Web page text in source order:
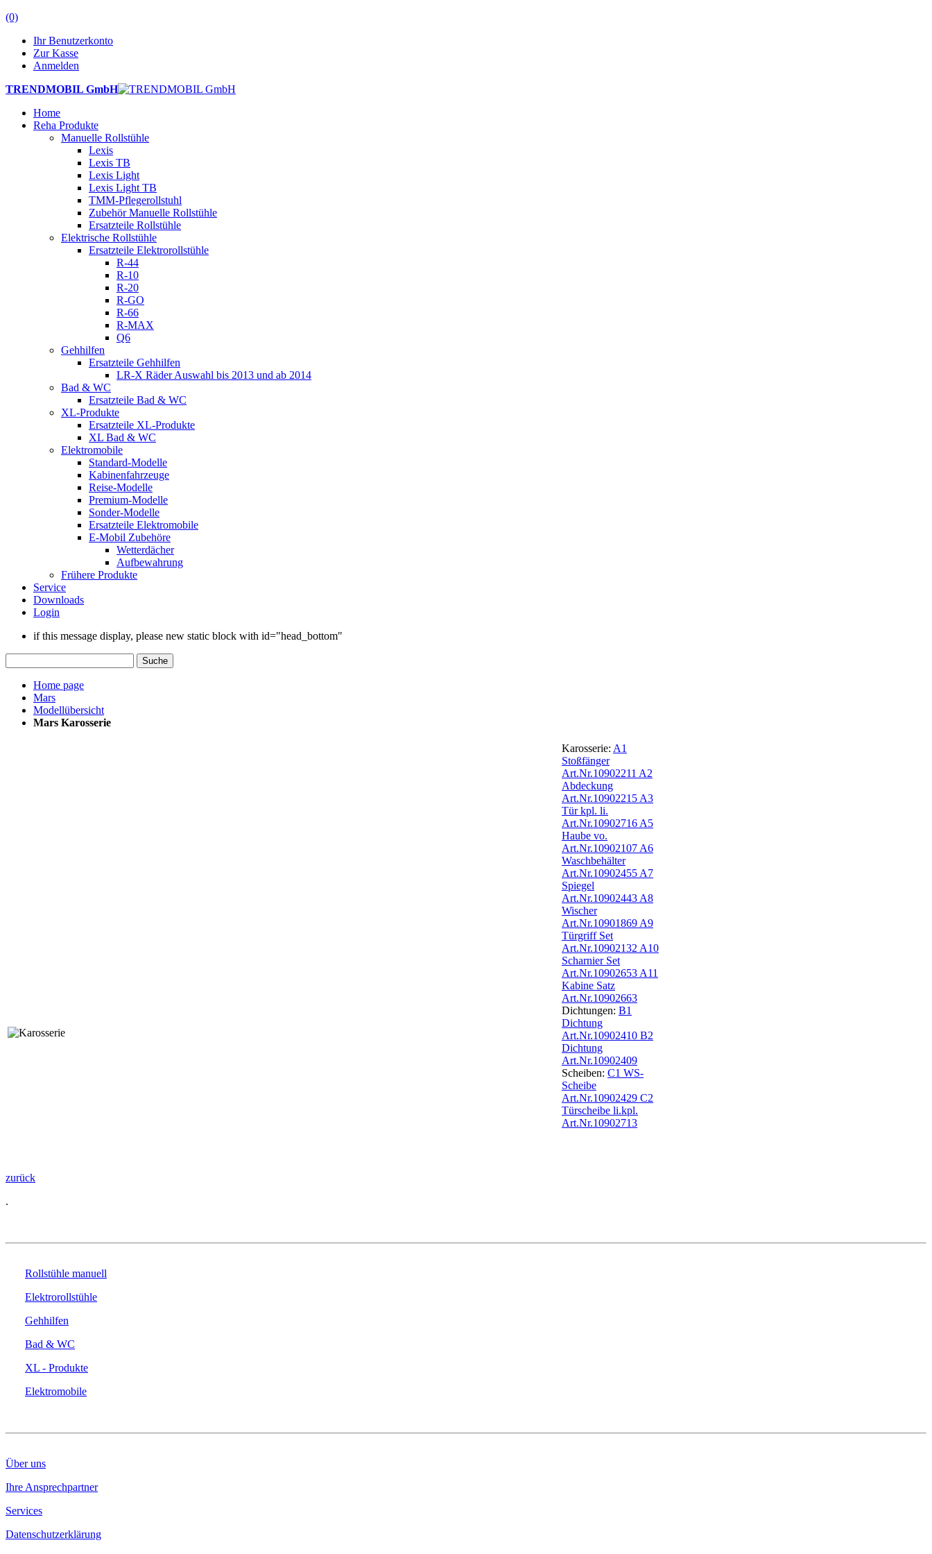
(0)
Ihr Benutzerkonto
Zur Kasse
Anmelden
TRENDMOBIL GmbH
Home
Reha Produkte
Manuelle Rollstühle
Lexis
Lexis TB
Lexis Light
Lexis Light TB
TMM-Pflegerollstuhl
Zubehör Manuelle Rollstühle
Ersatzteile Rollstühle
Elektrische Rollstühle
Ersatzteile Elektrorollstühle
R-44
R-10
R-20
R-GO
R-66
R-MAX
Q6
Gehhilfen
Ersatzteile Gehhilfen
LR-X Räder Auswahl bis 2013 und ab 2014
Bad & WC
Ersatzteile Bad & WC
XL-Produkte
Ersatzteile XL-Produkte
XL Bad & WC
Elektromobile
Standard-Modelle
Kabinenfahrzeuge
Reise-Modelle
Premium-Modelle
Sonder-Modelle
Ersatzteile Elektromobile
E-Mobil Zubehöre
Wetterdächer
Aufbewahrung
Frühere Produkte
Service
Downloads
Login
if this message display, please new static block with id="head_bottom"
Suche
Home page
Mars
Modellübersicht
Mars Karosserie
Karosserie: A1
Stoßfänger
Art.Nr.10902211 A2
Abdeckung
Art.Nr.10902215 A3
Tür kpl. li.
Art.Nr.10902716 A5
Haube vo.
Art.Nr.10902107 A6
Waschbehälter
Art.Nr.10902455 A7
Spiegel
Art.Nr.10902443 A8
Wischer
Art.Nr.10901869 A9
Türgriff Set
Art.Nr.10902132 A10
Scharnier Set
Art.Nr.10902653 A11
Kabine Satz
Art.Nr.10902663
Dichtungen: B1
Dichtung
Art.Nr.10902410 B2
Dichtung
Art.Nr.10902409
Scheiben: C1 WS-
Scheibe
Art.Nr.10902429 C2
Türscheibe li.kpl.
Art.Nr.10902713
zurück
.
Rollstühle manuell
Elektrorollstühle
Gehhilfen
Bad & WC
XL - Produkte
Elektromobile
Über uns
Ihre Ansprechpartner
Services
Datenschutzerklärung